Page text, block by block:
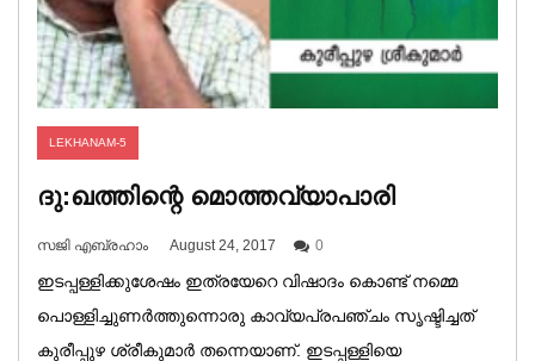
LEKHANAM-5
ദു:ഖത്തിന്റെ മൊത്തവ്യാപാരി
സജി എബ്രഹാം August 24, 2017 0
ഇടപ്പള്ളിക്കുശേഷം ഇത്രയേറെ വിഷാദം കൊണ്ട് നമ്മെ
പൊള്ളിച്ചുണർത്തുന്നൊരു കാവ്യപ്രപഞ്ചം സൃഷ്ടിച്ചത്
കുരീപ്പുഴ ശ്രീകുമാർ തന്നെയാണ്. ഇടപ്പള്ളിയെ